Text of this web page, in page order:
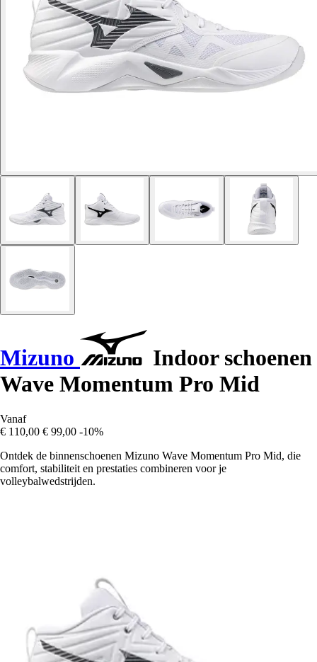
Mizuno
Indoor schoenen
Wave Momentum Pro Mid
Vanaf
€ 110,00 € 99,00 -10%
Ontdek de binnenschoenen Mizuno Wave Momentum Pro Mid, die
comfort, stabiliteit en prestaties combineren voor je
volleybalwedstrijden.